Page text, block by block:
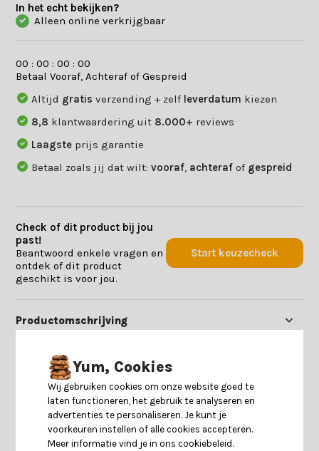
In het echt bekijken?
Alleen online verkrijgbaar
00 :00 :00 :00
Betaal Vooraf, Achteraf of Gespreid
Altijd gratisverzending + zelf leverdatum kiezen
8,8 klantwaardering uit 8.000+ reviews
Laagste prijs garantie
Betaal zoals jij dat wilt:vooraf achteraf of gespreid
Check of dit product bij jou
past!
Beantwoord enkele vragen en
ontdek of dit product
geschikt is voor jou.
Start keuzecheck
Productomschrijving
Specificaties
Reviews
Yum, Cookies
Wij gebruiken cookies om onze website goed te
laten functioneren, het gebruik te analyseren en
advertenties te personaliseren. Je kunt je
voorkeuren instellen of alle cookies accepteren.
Meer informatie vind je in ons cookiebeleid.